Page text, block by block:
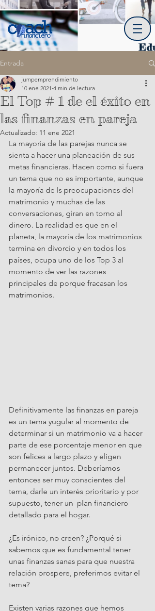
Entrada
El Top # 1 de el éxito en
las finanzas en pareja
jumpemprendimiento
10 ene 2021 4 min de lectura
Actualizado: 11 ene 2021
La mayoría de las parejas nunca se
sienta a hacer una planeación de sus
metas financieras. Hacen como si fuera
un tema que no es importante, aunque
la mayoría de ls preocupaciones del
matrimonio y muchas de las
conversaciones, giran en torno al
dinero. La realidad es que en el
planeta, la mayoría de los matrimonios
termina en divorcio y en todos los
países, ocupa uno de los Top 3 al
momento de ver las razones
principales de porque fracasan los
matrimonios.
Definitivamente las finanzas en pareja
es un tema yugular al momento de
determinar si un matrimonio va a hacer
parte de ese porcentaje menor en que
son felices a largo plazo y eligen
permanecer juntos. Deberíamos
entonces ser muy conscientes del
tema, darle un interés prioritario y por
supuesto, tener un  plan financiero
detallado para el hogar.
¿Es irónico, no creen? ¿Porqué si
sabemos que es fundamental tener
unas finanzas sanas para que nuestra
relación prospere, preferimos evitar el
tema?
Existen varias razones que hemos